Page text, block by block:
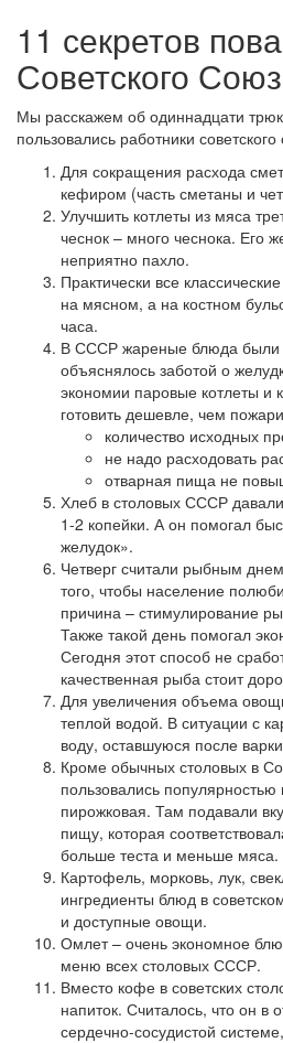
11 секретов
Советского
Мы расскажем об одиннадцати
пользовались работники
Для сокращения расхода
кефиром (часть сметаны и
Улучшить котлеты из мяса
чеснок – много чеснока. Его
неприятно пахло.
Практически все
на мясном, а на костном
часа.
В СССР жареные блюда были
объяснялось заботой о
экономии паровые котлеты и
готовить дешевле, чем
количество исходных
не надо расходовать
отварная пища не
Хлеб в столовых СССР
1-2 копейки. А он помогал
желудок».
Четверг считали рыбным
того, чтобы население
причина – стимулирование
Также такой день помогал
Сегодня этот способ не
качественная рыба стоит
Для увеличения объема
теплой водой. В ситуации с
воду, оставшуюся после
Кроме обычных столовых в
пользовались
пирожковая. Там подавали
пищу, которая
больше теста и меньше мяса.
Картофель, морковь, лук,
ингредиенты блюд в
и доступные овощи.
Омлет – очень экономное
меню всех столовых СССР.
Вместо кофе в советских
напиток. Считалось, что он в
сердечно-сосудистой